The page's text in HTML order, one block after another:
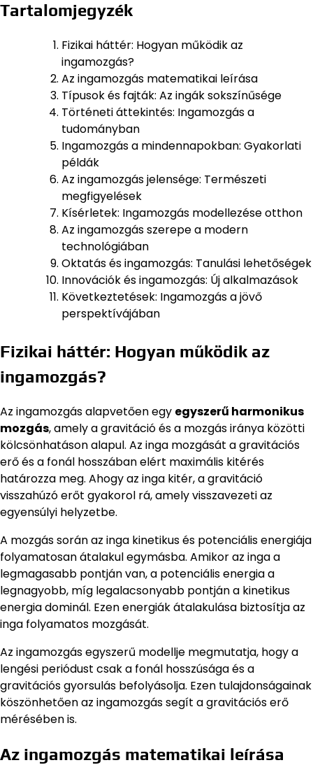
Tartalomjegyzék
Fizikai háttér: Hogyan működik az
ingamozgás?
Az ingamozgás matematikai leírása
Típusok és fajták: Az ingák sokszínűsége
Történeti áttekintés: Ingamozgás a
tudományban
Ingamozgás a mindennapokban: Gyakorlati
példák
Az ingamozgás jelensége: Természeti
megfigyelések
Kísérletek: Ingamozgás modellezése otthon
Az ingamozgás szerepe a modern
technológiában
Oktatás és ingamozgás: Tanulási lehetőségek
Innovációk és ingamozgás: Új alkalmazások
Következtetések: Ingamozgás a jövő
perspektívájában
Fizikai háttér: Hogyan működik az
ingamozgás?
Az ingamozgás alapvetően egy egyszerű harmonikus
mozgás, amely a gravitáció és a mozgás iránya közötti
kölcsönhatáson alapul. Az inga mozgását a gravitációs
erő és a fonál hosszában elért maximális kitérés
határozza meg. Ahogy az inga kitér, a gravitáció
visszahúzó erőt gyakorol rá, amely visszavezeti az
egyensúlyi helyzetbe.
A mozgás során az inga kinetikus és potenciális energiája
folyamatosan átalakul egymásba. Amikor az inga a
legmagasabb pontján van, a potenciális energia a
legnagyobb, míg legalacsonyabb pontján a kinetikus
energia dominál. Ezen energiák átalakulása biztosítja az
inga folyamatos mozgását.
Az ingamozgás egyszerű modellje megmutatja, hogy a
lengési periódust csak a fonál hosszúsága és a
gravitációs gyorsulás befolyásolja. Ezen tulajdonságainak
köszönhetően az ingamozgás segít a gravitációs erő
mérésében is.
Az ingamozgás matematikai leírása